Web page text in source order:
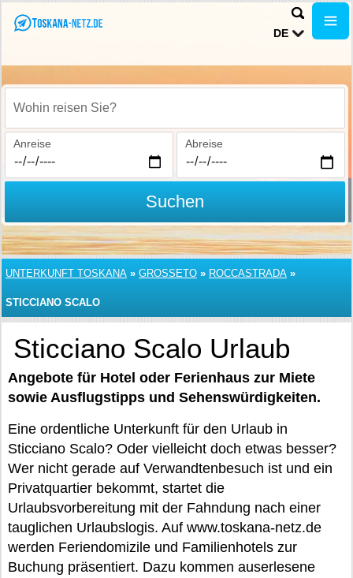
DE
Wohin reisen Sie?
Anreise Abreise
Suchen
UNTERKUNFT TOSKANA » GROSSETO » ROCCASTRADA »
STICCIANO SCALO
Sticciano Scalo Urlaub
Angebote für Hotel oder Ferienhaus zur Miete
sowie Ausflugstipps und Sehenswürdigkeiten.
Eine ordentliche Unterkunft für den Urlaub in
Sticciano Scalo? Oder vielleicht doch etwas besser?
Wer nicht gerade auf Verwandtenbesuch ist und ein
Privatquartier bekommt, startet die
Urlaubsvorbereitung mit der Fahndung nach einer
tauglichen Urlaubslogis. Auf www.toskana-netz.de
werden Feriendomizile und Familienhotels zur
Buchung präsentiert. Dazu kommen auserlesene